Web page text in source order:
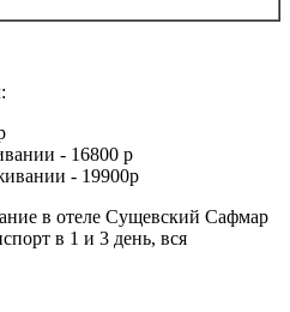
- 16800 р
- 19900р
в отеле Сущевский Сафмар
в 1 и 3 день, вся